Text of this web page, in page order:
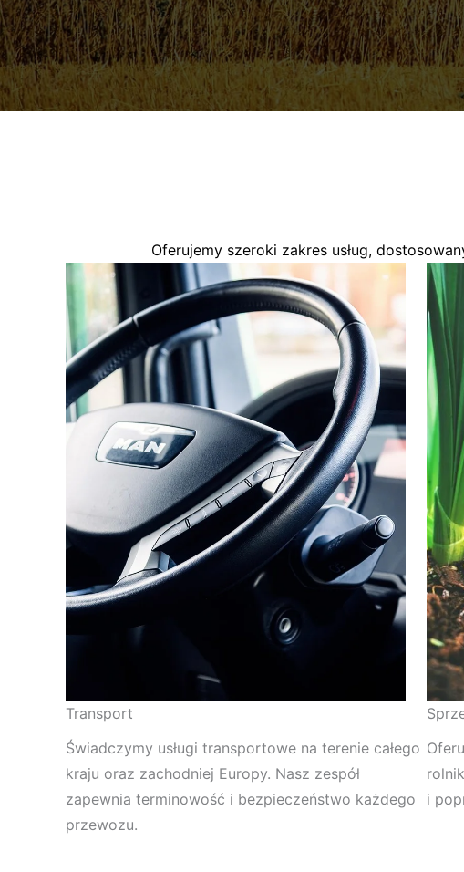
Oferujemy szeroki zakres usług,
Transport
Świadczymy usługi transportowe na terenie całego
kraju oraz zachodniej Europy. Nasz zespół
zapewnia terminowość i bezpieczeństwo każdego
przewozu.
i